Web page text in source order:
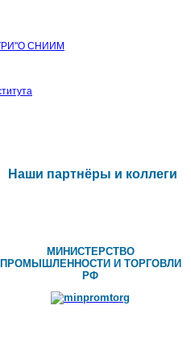
О СНИИМ
Наши партнёры и коллеги
МИНИСТЕРСТВО
ПРОМЫШЛЕННОСТИ И ТОРГОВЛИ
РФ